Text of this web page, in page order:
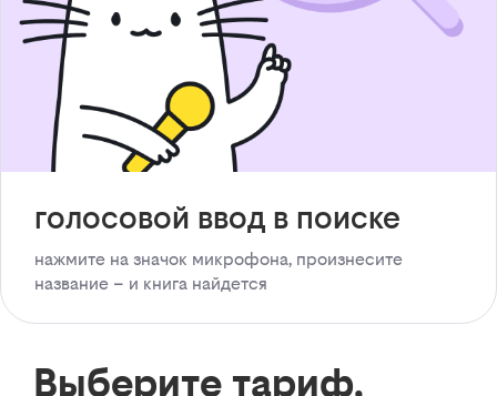
голосовой ввод в поиске
нажмите на значок микрофона, произнесите
название – и книга найдется
Выберите тариф,